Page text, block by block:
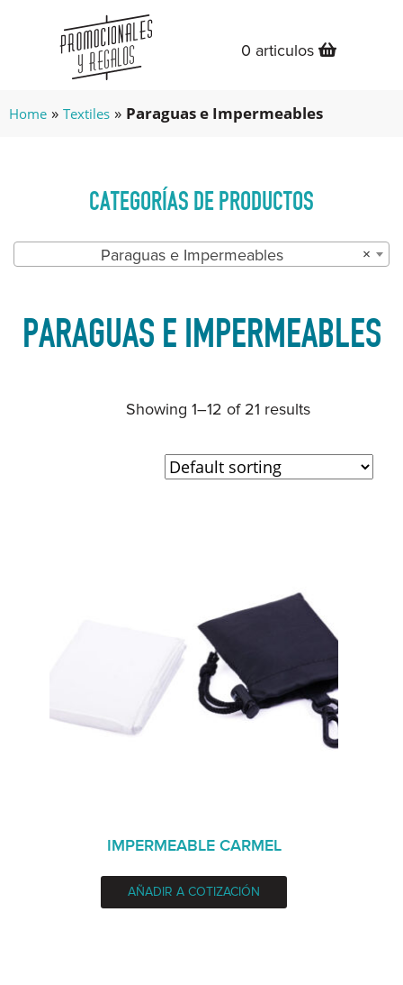
0 articulos
Home » Textiles » Paraguas e Impermeables
CATEGORÍAS DE PRODUCTOS
×
Paraguas e Impermeables
PARAGUAS E IMPERMEABLES
Showing 1–12 of 21 results
IMPERMEABLE CARMEL
AÑADIR A COTIZACIÓN